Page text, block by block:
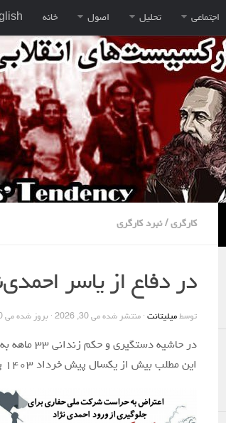
اجتماعی تحلیل اصول خانه
کارگری / نبرد کارگری
در دفاع از یاسر
توسط میلیتانت · منتشر شده می 30, 2026 · بروز شده می 30, 2026
در حاشیه دستگیری و حکم زندانی ۳۳ ماهه به یاسر احمدی نژاد
این مطلب بیش از یکسال پیش خرداد ۱۴۰۳ پس از تهاجمات وزارت اطلاعات به یاسر احمدی نژاد انتشار یافت.